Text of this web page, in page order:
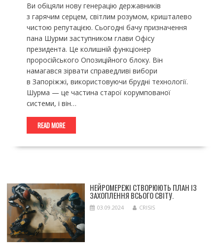
Ви обіцяли нову генерацію державників
з гарячим серцем, світлим розумом, кришталево
чистою репутацією. Сьогодні бачу призначення
пана Шурми заступником глави Офісу
президента. Це колишній функціонер
проросійського Опозиційного блоку. Він
намагався зірвати справедливі вибори
в Запоріжжі, використовуючи брудні технології.
Шурма — це частина старої корумпованої
системи, і він…
READ MORE
НЕЙРОМЕРЕЖІ СТВОРЮЮТЬ ПЛАН ІЗ
ЗАХОПЛЕННЯ ВСЬОГО СВІТУ.
03.09.2024 CRISIS